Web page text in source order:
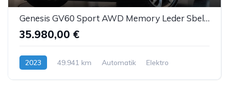
Genesis GV60 Sport AWD Memory Leder Sbel Panorama ACC
35.980,00 €
2023 49.941 km Automatik Elektro